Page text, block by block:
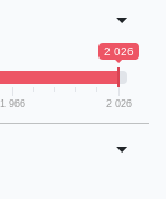
2 026
1 966 2 026